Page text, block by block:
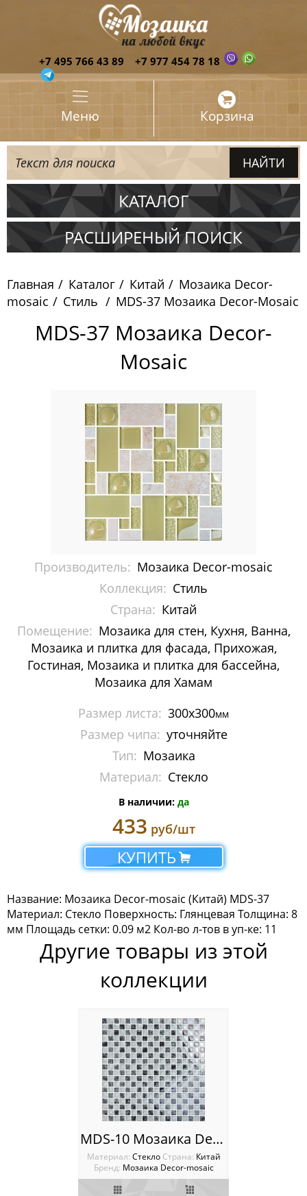
+7 495 766 43 89 +7 977 454 78 18
Меню Корзина
КАТАЛОГ
Испания
Китай
Pixelmosaic
Зеркала NS Bath
Керамогранит Staro
Мозаика ArtMoment
Мозаика Bars Crystal Mosaic
Мозаика Bonaparte
Мозаика Caramelle Mosaic
Мозаика Dao
Мозаика Decor-mosaic
Люкс
Премиум
Фантазия
Мозаика Imagine Mosaic
Мозаика Irida
Мозаика Keramograd
Мозаика Mir Mosaic
Мозаика Orro Mosaic
Мозаика Rose Mosaic
Мозаика Sekitei
Мозаика Tonomosaic
Мозаика Опера Декора
РАСШИРЕНЫЙ ПОИСК
Главная Каталог Китай
Мозаика Decor-
mosaic
Стиль MDS-37 Мозаика Decor-Mosaic
MDS-37 Мозаика Decor-
Mosaic
Производитель: Мозаика Decor-mosaic
Коллекция: Стиль
Страна: Китай
Помещение: Мозаика для стен, Кухня, Ванна,
Мозаика и плитка для фасада, Прихожая,
Гостиная, Мозаика и плитка для бассейна,
Мозаика для Хамам
Размер листа: 300x300мм
Размер чипа: уточняйте
Тип: Мозаика
Материал: Стекло
В наличии: да
433 руб/шт
КУПИТЬ
Название: Мозаика Decor-mosaic (Китай) MDS-37
Материал: Стекло Поверхность: Глянцевая Толщина: 8
мм Площадь сетки: 0.09 м2 Кол-во л-тов в уп-ке: 11
Другие товары из этой
коллекции
MDS-10 Мозаика Decor-Mosaic
Материал: Стекло Cтрана: Китай
Бренд: Мозаика Decor-mosaic